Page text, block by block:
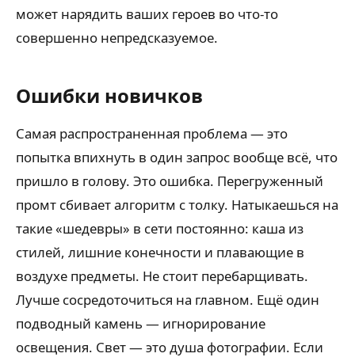
может нарядить ваших героев во что-то
совершенно непредсказуемое.
Ошибки новичков
Самая распространенная проблема — это
попытка впихнуть в один запрос вообще всё, что
пришло в голову. Это ошибка. Перегруженный
промт сбивает алгоритм с толку. Натыкаешься на
такие «шедевры» в сети постоянно: каша из
стилей, лишние конечности и плавающие в
воздухе предметы. Не стоит перебарщивать.
Лучше сосредоточиться на главном. Ещё один
подводный камень — игнорирование
освещения. Свет — это душа фотографии. Если